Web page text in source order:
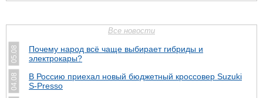
Все новости
05.08
Почему народ всё чаще выбирает гибриды и
электрокары?
04.08
В Россию приехал новый бюджетный кроссовер Suzuki
S-Presso